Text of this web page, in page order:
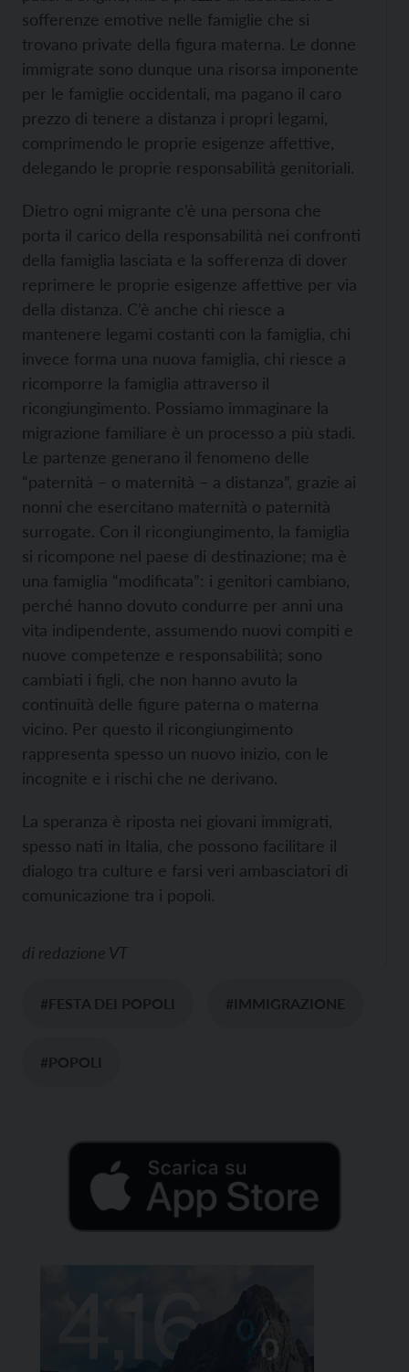
sofferenze emotive nelle famiglie che si
trovano private della figura materna. Le donne
immigrate sono dunque una risorsa imponente
per le famiglie occidentali, ma pagano il caro
prezzo di tenere a distanza i propri legami,
comprimendo le proprie esigenze affettive,
delegando le proprie responsabilità genitoriali.
Dietro ogni migrante c’è una persona che
porta il carico della responsabilità nei confronti
della famiglia lasciata e la sofferenza di dover
reprimere le proprie esigenze affettive per via
della distanza. C’è anche chi riesce a
mantenere legami costanti con la famiglia, chi
invece forma una nuova famiglia, chi riesce a
ricomporre la famiglia attraverso il
ricongiungimento. Possiamo immaginare la
migrazione familiare è un processo a più stadi.
Le partenze generano il fenomeno delle
“paternità – o maternità – a distanza”, grazie ai
nonni che esercitano maternità o paternità
surrogate. Con il ricongiungimento, la famiglia
si ricompone nel paese di destinazione; ma è
una famiglia “modificata”: i genitori cambiano,
perché hanno dovuto condurre per anni una
vita indipendente, assumendo nuovi compiti e
nuove competenze e responsabilità; sono
cambiati i figli, che non hanno avuto la
continuità delle figure paterna o materna
vicino. Per questo il ricongiungimento
rappresenta spesso un nuovo inizio, con le
incognite e i rischi che ne derivano.
La speranza è riposta nei giovani immigrati,
spesso nati in Italia, che possono facilitare il
dialogo tra culture e farsi veri ambasciatori di
comunicazione tra i popoli.
di redazione VT
#FESTA DEI POPOLI #IMMIGRAZIONE
#POPOLI